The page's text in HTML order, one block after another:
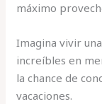
máximo
Imagina vivir
increíbles en
la chance de
vacaciones.